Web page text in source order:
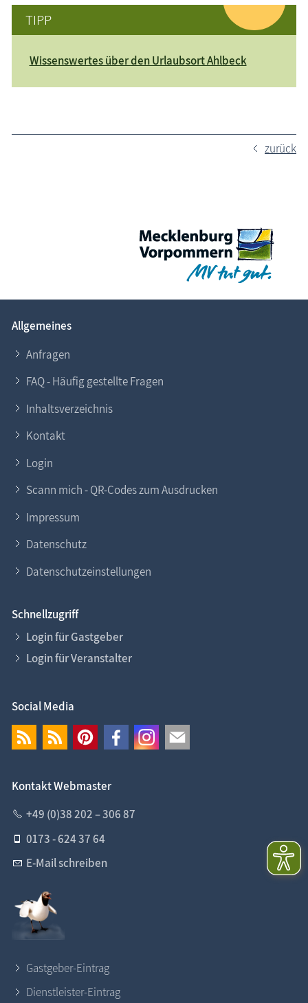
TIPP
Wissenswertes über den Urlaubsort Ahlbeck
zurück
Allgemeines
Anfragen
FAQ - Häufig gestellte Fragen
Inhaltsverzeichnis
Kontakt
Login
Scann mich - QR-Codes zum Ausdrucken
Impressum
Datenschutz
Datenschutzeinstellungen
Schnellzugriff
Login für Gastgeber
Login für Veranstalter
Social Media
Kontakt Webmaster
+49 (0)38 202 – 306 87
0173 - 624 37 64
E-Mail schreiben
Gastgeber-Eintrag
Dienstleister-Eintrag